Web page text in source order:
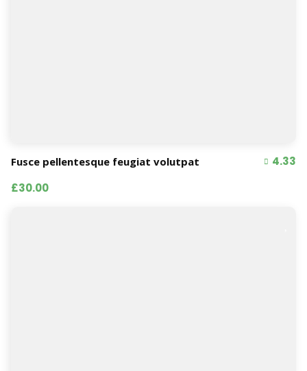
Fusce pellentesque feugiat volutpat
4.33
£30.00